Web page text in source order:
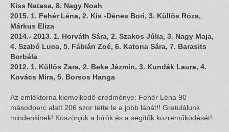
Kiss Natasa, 8. Nagy Noah
2015. 1. Fehér Léna, 2. Kis -Dénes Bori, 3. Küllős Róza,
Márkus Eliza
2014.- 2013. 1. Horváth Sára, 2. Szakos Júlia, 3. Nagy Maja,
4. Szabó Luca, 5. Fábián Zoé, 6. Katona Sára, 7. Barasits
Borbála
2012. 1. Küllős Zara, 2. Beke Jázmin, 3. Kundák Laura, 4.
Kovács Mira, 5. Borsos Hanga
Az emléktorna kiemelkedő eredménye: Fehér Léna 90
másodperc alatt 206 szor tette le a jobb lábát!! Gratulálunk
mindenkinek! Köszönjük a bírók és a segítők közreműködését!